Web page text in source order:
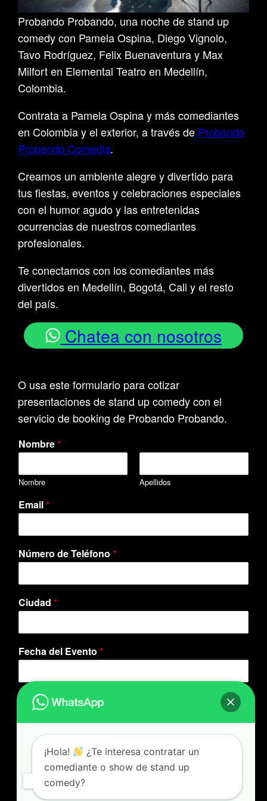
Probando Probando, una noche de stand up
comedy con Pamela Ospina, Diego Vignolo,
Tavo Rodríguez, Felix Buenaventura y Max
Milfort en Elemental Teatro en Medellín,
Colombia.
Contrata a Pamela Ospina y más comediantes
en Colombia y el exterior, a través de Probando
Probando Comedia.
Creamos un ambiente alegre y divertido para
tus fiestas, eventos y celebraciones especiales
con el humor agudo y las entretenidas
ocurrencias de nuestros comediantes
profesionales.
Te conectamos con los comediantes más
divertidos en Medellín, Bogotá, Cali y el resto
del país.
Chatea con nosotros
O usa este formulario para cotizar
presentaciones de stand up comedy con el
servicio de booking de Probando Probando.
Nombre*
Nombre Apellidos
Email*
Número de Teléfono*
Ciudad*
Fecha del Evento*
Preguntas o Mensaje
¡Hola!
¿Te interesa contratar un
comediante o show de stand up
comedy?